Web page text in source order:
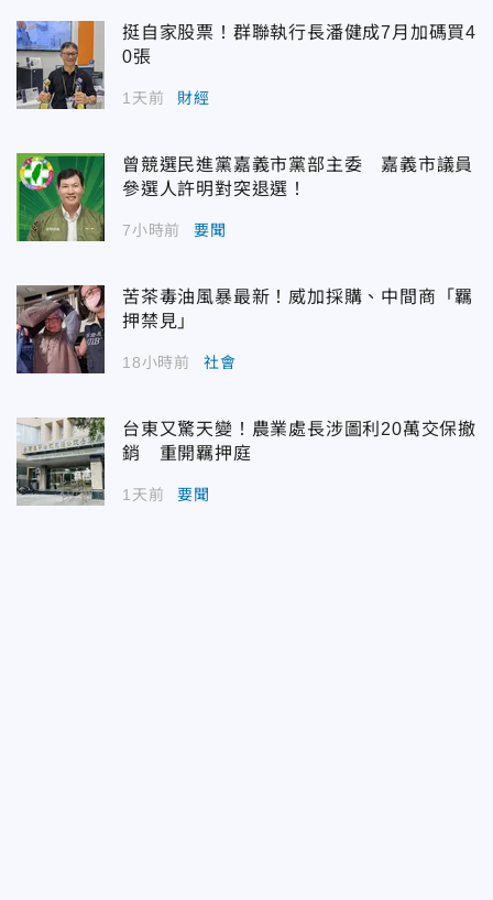
挺自家股票！群聯執行長潘健成7月加碼買4
0張
1天前 財經
曾競選民進黨嘉義市黨部主委 嘉義市議員
參選人許明對突退選！
7小時前 要聞
苦茶毒油風暴最新！威加採購、中間商「羈
押禁見」
18小時前 社會
台東又驚天變！農業處長涉圖利20萬交保撤
銷 重開羈押庭
1天前 要聞